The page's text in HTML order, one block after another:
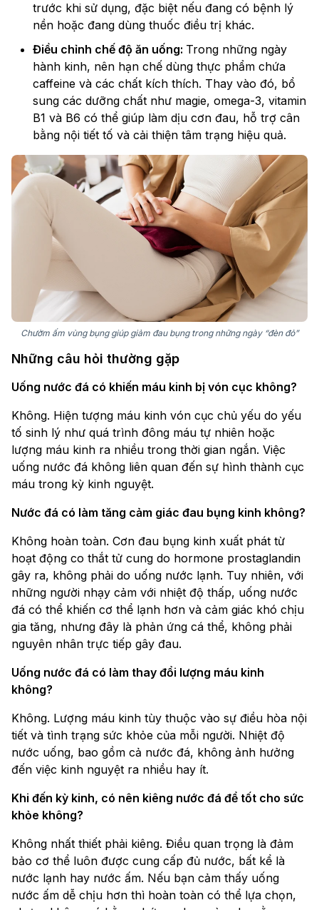
trước khi sử dụng, đặc biệt nếu đang có bệnh lý
nền hoặc đang dùng thuốc điều trị khác.
Điều chỉnh chế độ ăn uống: Trong những ngày
hành kinh, nên hạn chế dùng thực phẩm chứa
caffeine và các chất kích thích. Thay vào đó, bổ
sung các dưỡng chất như magie, omega-3, vitamin
B1 và B6 có thể giúp làm dịu cơn đau, hỗ trợ cân
bằng nội tiết tố và cải thiện tâm trạng hiệu quả.
Chườm ấm vùng bụng giúp giảm đau bụng trong những ngày “đèn đỏ”
Những câu hỏi thường gặp
Uống nước đá có khiến máu kinh bị vón cục không?
Không. Hiện tượng máu kinh vón cục chủ yếu do yếu
tố sinh lý như quá trình đông máu tự nhiên hoặc
lượng máu kinh ra nhiều trong thời gian ngắn. Việc
uống nước đá không liên quan đến sự hình thành cục
máu trong kỳ kinh nguyệt.
Nước đá có làm tăng cảm giác đau bụng kinh không?
Không hoàn toàn. Cơn đau bụng kinh xuất phát từ
hoạt động co thắt tử cung do hormone prostaglandin
gây ra, không phải do uống nước lạnh. Tuy nhiên, với
những người nhạy cảm với nhiệt độ thấp, uống nước
đá có thể khiến cơ thể lạnh hơn và cảm giác khó chịu
gia tăng, nhưng đây là phản ứng cá thể, không phải
nguyên nhân trực tiếp gây đau.
Uống nước đá có làm thay đổi lượng máu kinh
không?
Không. Lượng máu kinh tùy thuộc vào sự điều hòa nội
tiết và tình trạng sức khỏe của mỗi người. Nhiệt độ
nước uống, bao gồm cả nước đá, không ảnh hưởng
đến việc kinh nguyệt ra nhiều hay ít.
Khi đến kỳ kinh, có nên kiêng nước đá để tốt cho sức
khỏe không?
Không nhất thiết phải kiêng. Điều quan trọng là đảm
bảo cơ thể luôn được cung cấp đủ nước, bất kể là
nước lạnh hay nước ấm. Nếu bạn cảm thấy uống
nước ấm dễ chịu hơn thì hoàn toàn có thể lựa chọn,